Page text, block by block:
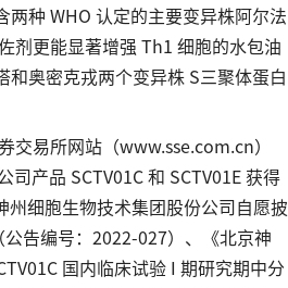
两种 WHO 认定的主要变异株阿尔法
剂更能显著增强 Th1 细胞的水包油
和奥密克戎两个变异株 S三聚体蛋白
交易所网站（www.sse.com.cn）
产品 SCTV01C 和 SCTV01E 获得
细胞生物技术集团股份公司自愿披
告编号：2022-027）、《北京神
国内临床试验 I 期研究期中分